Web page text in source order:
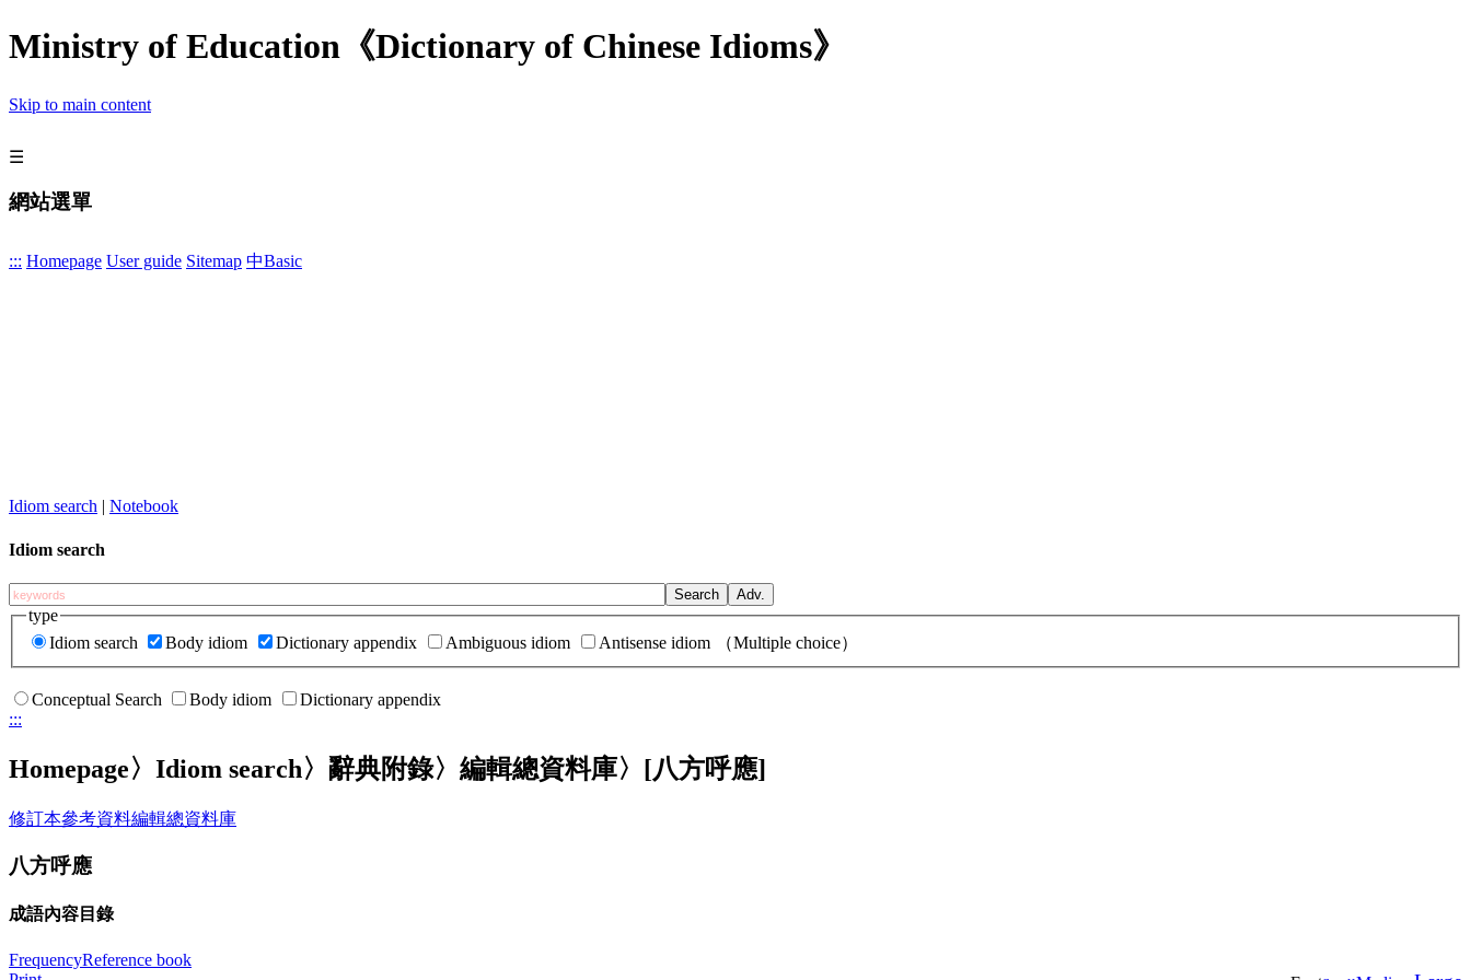
Ministry of Education《Dictionary of Chinese Idioms》
Skip to main content
☰
網站選單
::: Homepage User guide Sitemap 中Basic
Idiom search | Notebook
Idiom search
type
Idiom search
Body idiom Dictionary appendix Ambiguous idiom Antisense idiom （Multiple choice）
Conceptual Search Body idiom
Dictionary appendix
:::
Homepage〉Idiom search〉辭典附錄〉編輯總資料庫〉 [八方呼應]
修訂本參考資料編輯總資料庫
八方呼應
成語內容目錄
FrequencyReference book